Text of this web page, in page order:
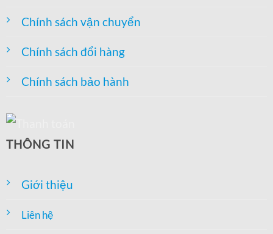
Chính sách vận chuyển
Chính sách đổi hàng
Chính sách bảo hành
THÔNG TIN
Giới thiệu
Liên hệ